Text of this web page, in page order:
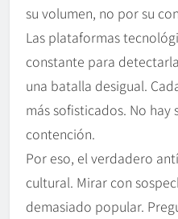
su volumen, no por su
Las plataformas
constante para
una batalla desigual.
más sofisticados. No
contención.
Por eso, el verdadero
cultural. Mirar con
demasiado popular.